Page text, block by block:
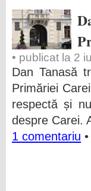
• publicat la 2
Dan Tanasă
Primăriei
respectă și
despre Carei.
1 comentariu •